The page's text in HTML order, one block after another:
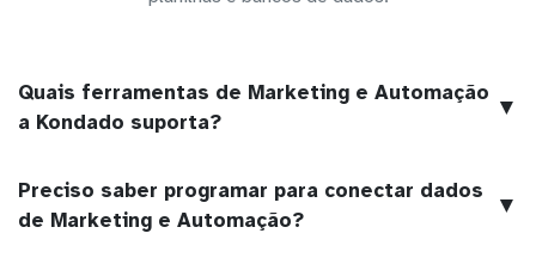
Quais ferramentas de Marketing e Automação
a Kondado suporta?
▼
Preciso saber programar para conectar dados
de Marketing e Automação?
▼